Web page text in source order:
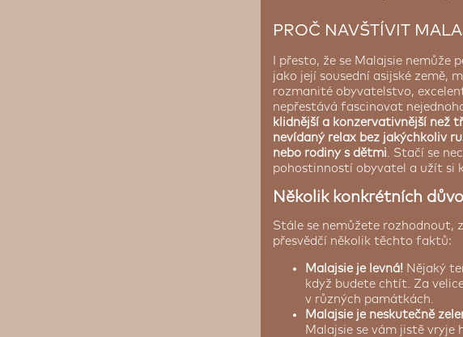
PROČ NAVŠTÍVIT
I přesto, že se Malajsie
jako její sousední asijské země,
rozmanité obyvatelstvo,
nepřestává fascinovat
klidnější a konzervativnější než
nevídaný relax bez jakýchkoliv
nebo rodiny s dětmi. Stačí se
pohostinností obyvatel a užít si
Několik konkrétních
Stále se nemůžete rozhodnout,
přesvědčí několik těchto faktů:
Malajsie je levná! Nějaký
když budete chtít. Za
v různých památkách.
Malajsie je neskutečně
Malajsie se vám jistě